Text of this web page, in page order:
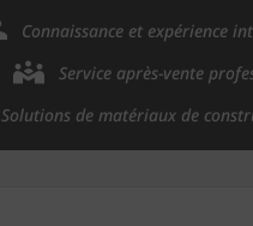
Connaissance et expérience
Service après-vente
Solutions de matériaux de